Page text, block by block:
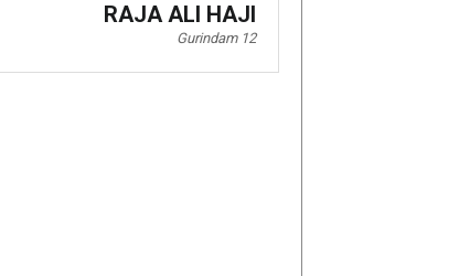
RAJA ALI HAJI
Gurindam 12